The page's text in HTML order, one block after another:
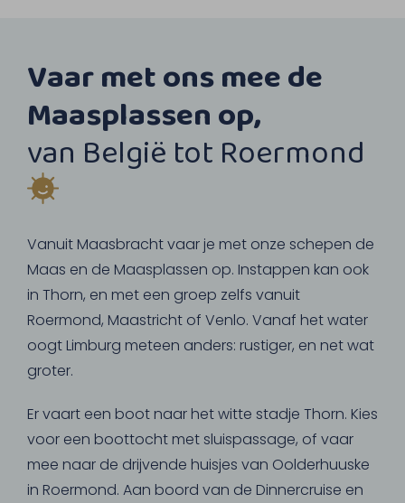
Vaar met ons mee de
Maasplassen op,
van België tot Roermond
Vanuit Maasbracht vaar je met onze schepen de
Maas en de Maasplassen op. Instappen kan ook
in Thorn, en met een groep zelfs vanuit
Roermond, Maastricht of Venlo. Vanaf het water
oogt Limburg meteen anders: rustiger, en net wat
groter.
Er vaart een boot naar het witte stadje Thorn. Kies
voor een boottocht met sluispassage, of vaar
mee naar de drijvende huisjes van Oolderhuuske
in Roermond. Aan boord van de Dinnercruise en